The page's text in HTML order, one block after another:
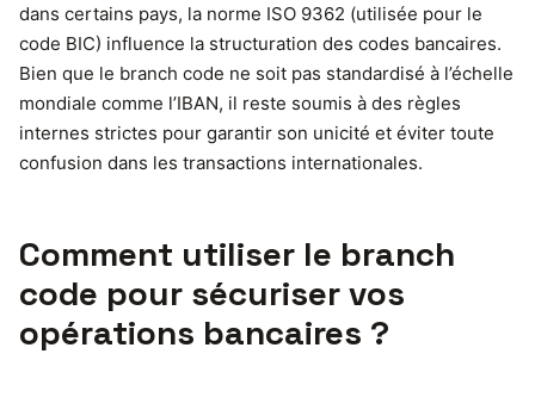
dans certains pays, la norme ISO 9362 (utilisée pour le
code BIC) influence la structuration des codes bancaires.
Bien que le branch code ne soit pas standardisé à l’échelle
mondiale comme l’IBAN, il reste soumis à des règles
internes strictes pour garantir son unicité et éviter toute
confusion dans les transactions internationales.
Comment utiliser le branch
code pour sécuriser vos
opérations bancaires ?